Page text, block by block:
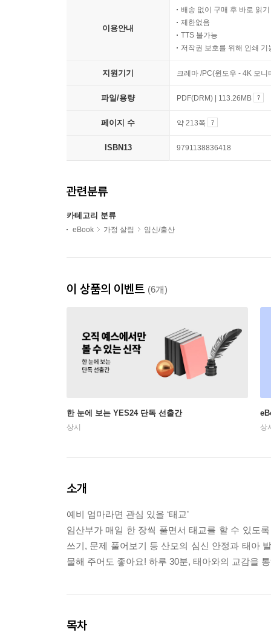
이용안내
배송 없이 구매 후 바로 읽기
제한없음
TTS 불가능
저작권 보호를 위해 인쇄 기
지원기기 크레마 /PC(윈도우 - 4K 모
파일/용량 PDF(DRM) | 113.26MB
페이지 수 약 213쪽
ISBN13 9791138836418
관련분류
카테고리 분류
eBook 가정 살림 임신/출산
이 상품의 이벤트 (6개)
한 눈에 보는 YES24 단독 선출간
상시 상
소개
예비 엄마라면 관심 있을 ‘태교’
임산부가 매일 한 장씩 풀면서 태교를 할 수 있도
쓰기, 문제 풀어보기 등 산모의 심신 안정과 태아
물해 주어도 좋아요! 하루 30분, 태아와의 교감을
목차